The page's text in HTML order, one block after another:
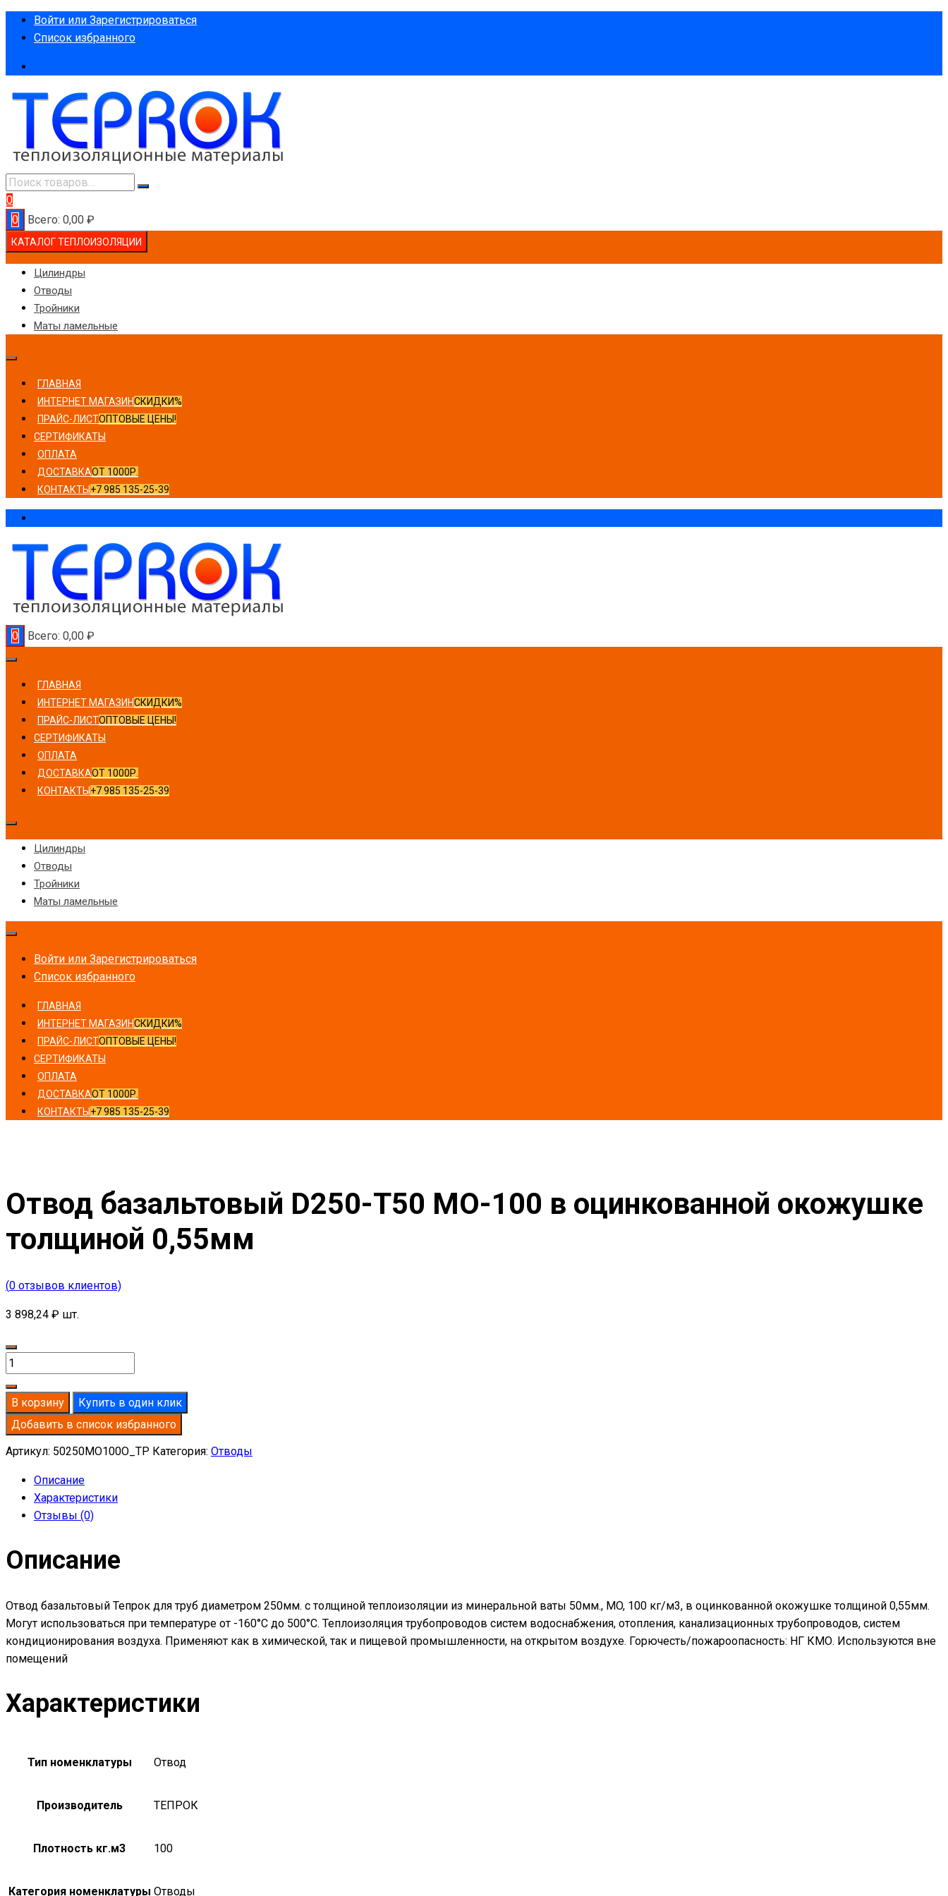
ПерейтиВойти или Зарегистрироваться
Список избранного
0
0
Всего: 0,00 ₽
КАТАЛОГ ТЕПЛОИЗОЛЯЦИИ
Цилиндры
Отводы
Тройники
Маты ламельные
ГЛАВНАЯ
ИНТЕРНЕТ МАГАЗИНСКИДКИ%
ПРАЙС-ЛИСТОПТОВЫЕ ЦЕНЫ!
СЕРТИФИКАТЫ
ОПЛАТА
ДОСТАВКАОТ 1000Р.
КОНТАКТЫ +7 985 135-25-39
0 Всего: 0,00 ₽
ГЛАВНАЯ
ИНТЕРНЕТ МАГАЗИНСКИДКИ%
ПРАЙС-ЛИСТОПТОВЫЕ ЦЕНЫ!
СЕРТИФИКАТЫ
ОПЛАТА
ДОСТАВКАОТ 1000Р.
КОНТАКТЫ +7 985 135-25-39
Цилиндры
Отводы
Тройники
Маты ламельные
Войти или Зарегистрироваться
Список избранного
ГЛАВНАЯ
ИНТЕРНЕТ МАГАЗИНСКИДКИ%
ПРАЙС-ЛИСТОПТОВЫЕ ЦЕНЫ!
СЕРТИФИКАТЫ
ОПЛАТА
ДОСТАВКАОТ 1000Р.
КОНТАКТЫ +7 985 135-25-39
Отвод базальтовый D250-T50 MO-100 в оцинкованной окожушке
толщиной 0,55мм
(0 отзывов клиентов)
3 898,24 ₽ шт.
Количество
товара
Отвод
базальтовый
D250-
T50
100
оцинкованной
толщиной
0,55мм
В корзину
Купить в один клик
Добавить в список избранного
Артикул: 50250MO100O_TP Категория: Отводы
Описание
Характеристики
Отзывы (0)
Описание
Отвод базальтовый Тепрок для труб диаметром 250мм. с толщиной теплоизоляции из минеральной ваты 50мм., MO, 100 кг/м3, в оцинкованной окожушке толщиной 0,55мм.
Могут использоваться при температуре от -160°С до 500°С. Теплоизоляция трубопроводов систем водоснабжения, отопления, канализационных трубопроводов, систем
кондиционирования воздуха. Применяют как в химической, так и пищевой промышленности, на открытом воздухе. Горючесть/пожароопасность: НГ КМО. Используются вне
помещений
Характеристики
Тип номенклатуры Отвод
Производитель ТЕПРОК
Плотность кг.м3 100
Категория номенклатуры Отводы